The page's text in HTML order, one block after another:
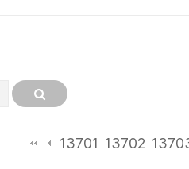
13701 13702
다음맨끝